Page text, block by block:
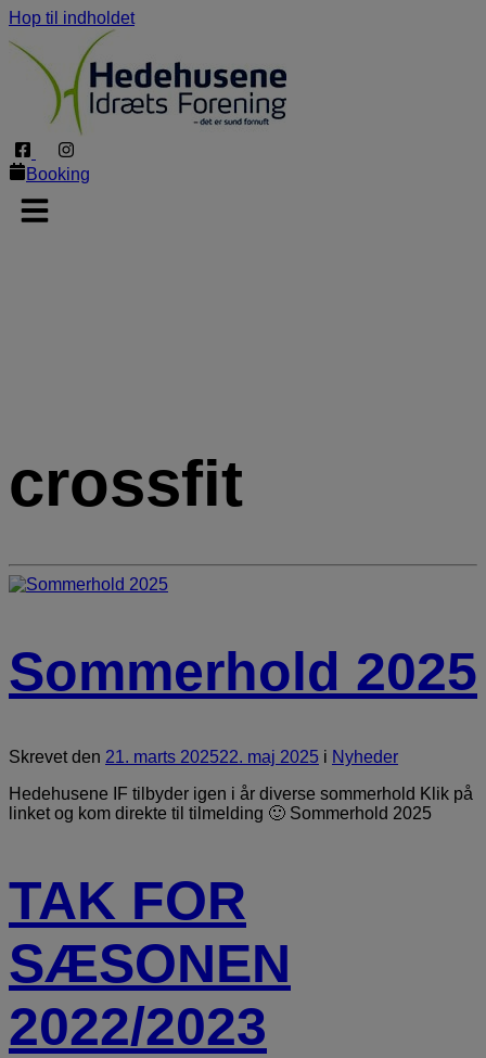
Hop til indholdet
Booking
crossfit
Sommerhold 2025
Skrevetden 21. marts 202522. maj 2025 i Nyheder
Hedehusene IF tilbyder igen i år diverse sommerhold Klik på
linket og kom direkte til tilmelding 🙂 Sommerhold 2025
TAK FOR
SÆSONEN
2022/2023